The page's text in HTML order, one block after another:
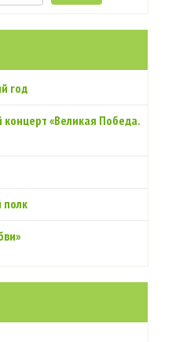
год
«Великая Победа.